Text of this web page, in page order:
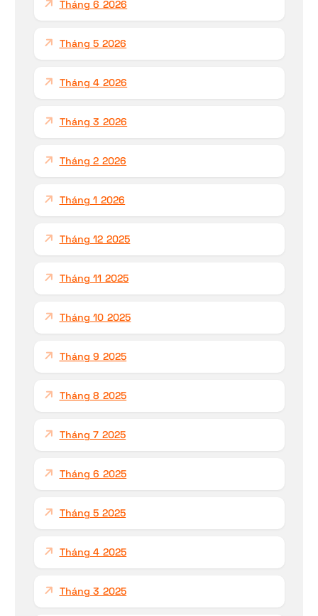
Tháng 6 2026
Tháng 5 2026
Tháng 4 2026
Tháng 3 2026
Tháng 2 2026
Tháng 1 2026
Tháng 12 2025
Tháng 11 2025
Tháng 10 2025
Tháng 9 2025
Tháng 8 2025
Tháng 7 2025
Tháng 6 2025
Tháng 5 2025
Tháng 4 2025
Tháng 3 2025